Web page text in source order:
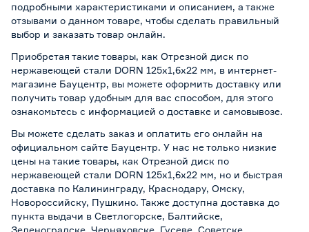
подробными характеристиками и описанием, а также
отзывами о данном товаре, чтобы сделать правильный
выбор и заказать товар онлайн.
Приобретая такие товары, как Отрезной диск по
нержавеющей стали DORN 125x1,6x22 мм, в интернет-
магазине Бауцентр, вы можете оформить доставку или
получить товар удобным для вас способом, для этого
ознакомьтесь с информацией о доставке и самовывозе.
Вы можете сделать заказ и оплатить его онлайн на
официальном сайте Бауцентр. У нас не только низкие
цены на такие товары, как Отрезной диск по
нержавеющей стали DORN 125x1,6x22 мм, но и быстрая
доставка по Калининграду, Краснодару, Омску,
Новороссийску, Пушкино. Также доступна доставка до
пункта выдачи в Светлогорске, Балтийске,
Зеленоградске, Черняховске, Гусеве, Советске,